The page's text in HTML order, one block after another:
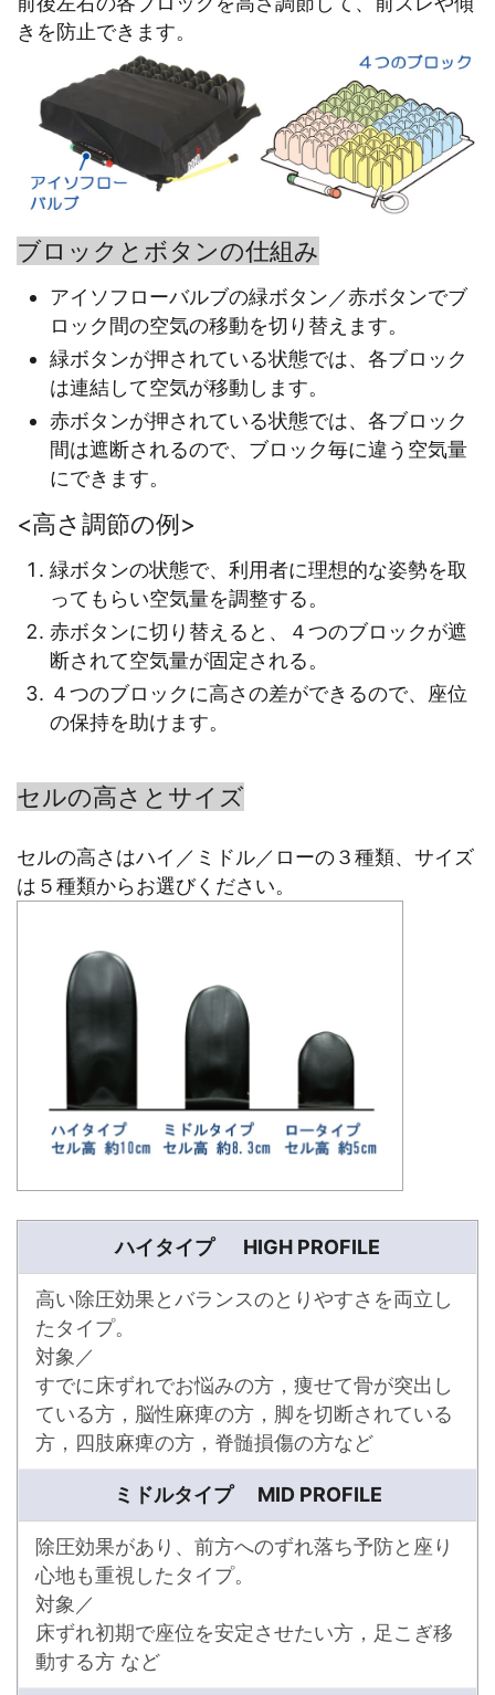
きを防止できます。
ブロックとボタンの仕組み
アイソフローバルブの緑ボタン／赤ボタンでブ
ロック間の空気の移動を切り替えます。
緑ボタンが押されている状態では、各ブロック
は連結して空気が移動します。
赤ボタンが押されている状態では、各ブロック
間は遮断されるので、ブロック毎に違う空気量
にできます。
<高さ調節の例>
緑ボタンの状態で、利用者に理想的な姿勢を取
ってもらい空気量を調整する。
赤ボタンに切り替えると、４つのブロックが遮
断されて空気量が固定される。
４つのブロックに高さの差ができるので、座位
の保持を助けます。
セルの高さとサイズ
セルの高さはハイ／ミドル／ローの３種類、サイズ
は５種類からお選びください。
ハイタイプ HIGH PROFILE
高い除圧効果とバランスのとりやすさを両立し
たタイプ。
対象／
すでに床ずれでお悩みの方，痩せて骨が突出し
ている方，脳性麻痺の方，脚を切断されている
方，四肢麻痺の方，脊髄損傷の方など
ミドルタイプ MID PROFILE
除圧効果があり、前方へのずれ落ち予防と座り
心地も重視したタイプ。
対象／
床ずれ初期で座位を安定させたい方，足こぎ移
動する方 など